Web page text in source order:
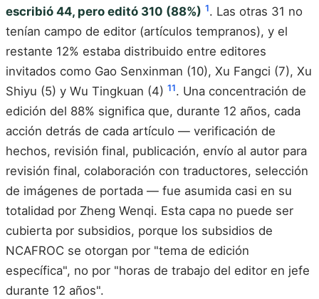
escribió 44, pero editó 310 (88%) 1. Las otras 31 no
tenían campo de editor (artículos tempranos), y el
restante 12% estaba distribuido entre editores
invitados como Gao Senxinman (10), Xu Fangci (7), Xu
Shiyu (5) y Wu Tingkuan (4) 11. Una concentración de
edición del 88% significa que, durante 12 años, cada
acción detrás de cada artículo — verificación de
hechos, revisión final, publicación, envío al autor para
revisión final, colaboración con traductores, selección
de imágenes de portada — fue asumida casi en su
totalidad por Zheng Wenqi. Esta capa no puede ser
cubierta por subsidios, porque los subsidios de
NCAFROC se otorgan por "tema de edición
específica", no por "horas de trabajo del editor en jefe
durante 12 años".